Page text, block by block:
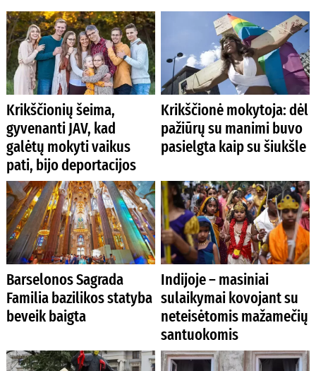
Krikščionių šeima,
gyvenanti JAV, kad
galėtų mokyti vaikus
pati, bijo deportacijos
Krikščionė mokytoja: dėl
pažiūrų su manimi buvo
pasielgta kaip su šiukšle
Barselonos Sagrada
Familia bazilikos statyba
beveik baigta
Indijoje – masiniai
sulaikymai kovojant su
neteisėtomis mažamečių
santuokomis